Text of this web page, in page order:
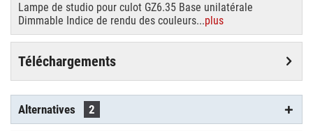
Lampe de studio pour culot GZ6.35 Base unilatérale
Dimmable Indice de rendu des couleurs...plus
Téléchargements
Alternatives 2